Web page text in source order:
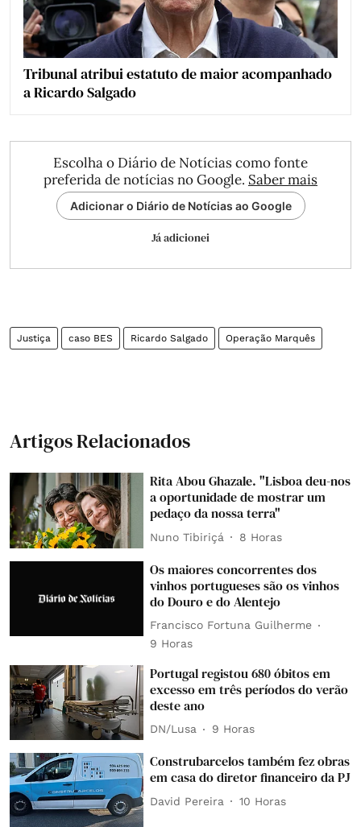
Tribunal atribui estatuto de maior acompanhado
a Ricardo Salgado
Escolha o Diário de Notícias como fonte
preferida de notícias no Google. Saber mais
Adicionar o Diário de Notícias ao Google
Já adicionei
Justiça caso BES Ricardo Salgado Operação Marquês
Artigos Relacionados
Rita Abou Ghazale. "Lisboa deu-nos
a oportunidade de mostrar um
pedaço da nossa terra"
Nuno Tibiriçá 8 Horas
Os maiores concorrentes dos
vinhos portugueses são os vinhos
do Douro e do Alentejo
Francisco Fortuna Guilherme
9 Horas
Portugal registou 680 óbitos em
excesso em três períodos do verão
deste ano
DN/Lusa 9 Horas
Construbarcelos também fez obras
em casa do diretor financeiro da PJ
David Pereira 10 Horas